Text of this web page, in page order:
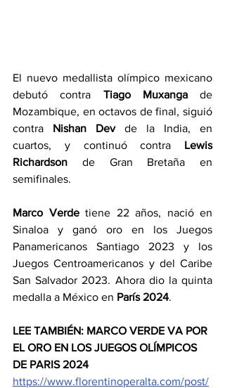
El nuevo medallista olímpico mexicano
debutó contra Tiago Muxanga de
Mozambique, en octavos de final, siguió
contra Nishan Dev de la India, en
cuartos, y continuó contra Lewis
Richardson de Gran Bretaña en
semifinales.
Marco Verde tiene 22 años, nació en
Sinaloa y ganó oro en los Juegos
Panamericanos Santiago 2023 y los
Juegos Centroamericanos y del Caribe
San Salvador 2023. Ahora dio la quinta
medalla a México en París 2024.
LEE TAMBIÉN: MARCO VERDE VA POR
EL ORO EN LOS JUEGOS OLÍMPICOS
DE PARIS 2024
https://www.florentinoperalta.com/post/